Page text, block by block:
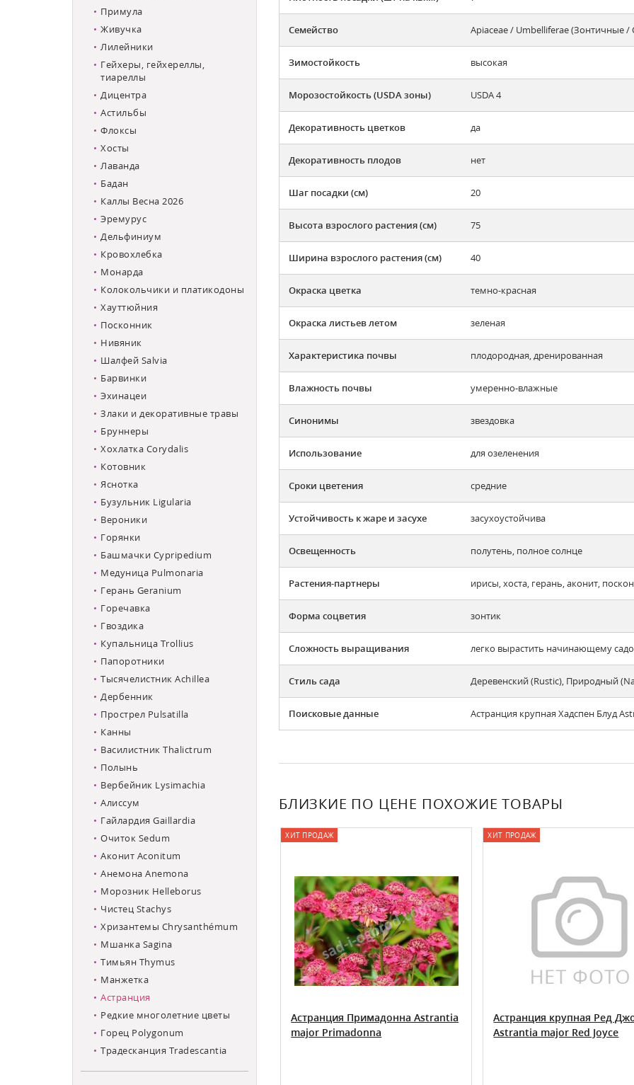
Примула
Живучка
Лилейники
Гейхеры, гейхереллы,
тиареллы
Дицентра
Астильбы
Флоксы
Хосты
Лаванда
Бадан
Каллы Весна 2026
Эремурус
Дельфиниум
Кровохлебка
Монарда
Колокольчики и платикодоны
Хауттюйния
Посконник
Нивяник
Шалфей Salvia
Барвинки
Эхинацеи
Злаки и декоративные травы
Бруннеры
Хохлатка Corydalis
Котовник
Яснотка
Бузульник Ligularia
Вероники
Горянки
Башмачки Cypripedium
Медуница Pulmonaria
Герань Geranium
Горечавка
Гвоздика
Купальница Trollius
Папоротники
Тысячелистник Achillea
Дербенник
Прострел Pulsatilla
Канны
Василистник Thalictrum
Полынь
Вербейник Lysimachia
Алиссум
Гайлардия Gaillardia
Очиток Sedum
Аконит Aconitum
Анемона Anemona
Морозник Helleborus
Чистец Stachys
Хризантемы Chrysanthémum
Мшанка Sagina
Тимьян Thymus
Манжетка
Астранция
Редкие многолетние цветы
Горец Polygonum
Традесканция Tradescantia
Семейство Apiaceae / Umbelliferae (Зонтичные /
Зимостойкость высокая
Морозостойкость (USDA зоны) USDA 4
Декоративность цветков да
Декоративность плодов нет
Шаг посадки (см) 20
Высота взрослого растения (см) 75
Ширина взрослого растения (см) 40
Окраска цветка темно-красная
Окраска листьев летом зеленая
Характеристика почвы плодородная, дренированная
Влажность почвы умеренно-влажные
Синонимы звездовка
Использование для озеленения
Сроки цветения средние
Устойчивость к жаре и засухе засухоустойчива
Освещенность полутень, полное солнце
Растения-партнеры ирисы, хоста, герань, аконит,
Форма соцветия зонтик
Сложность выращивания легко вырастить начинающему
Стиль сада Деревенский (Rustic), Природный
Поисковые данные Астранция крупная Хадспен Блуд
БЛИЗКИЕ ПО ЦЕНЕ ПОХОЖИЕ ТОВАРЫ
Астранция Баварская Astrantia
Bavarica
ХИТ ПРОДАЖ
Астранция Примадонна Astrantia
major Primadonna
ХИТ ПРОДАЖ
Астранция крупная Ред
Astrantia major Red Joyce